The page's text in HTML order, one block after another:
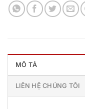
MÔ TẢ
LIÊN HỆ CHÚNG TÔI